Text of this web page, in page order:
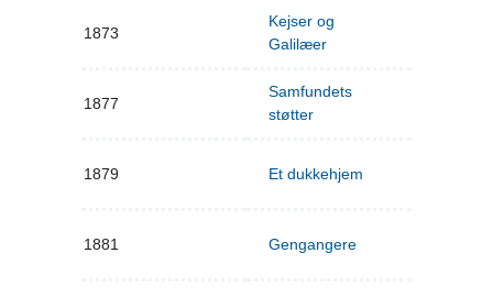
1873
Kejser og
Galilæer
1877
Samfundets
støtter
1879 Et dukkehjem
1881 Gengangere